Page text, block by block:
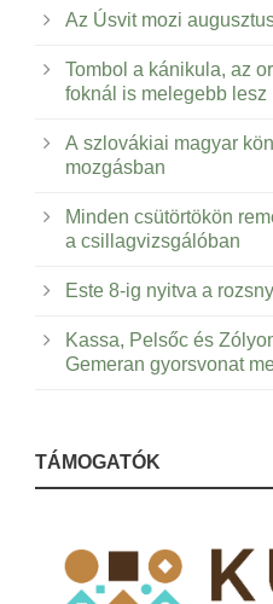
Az Úsvit mozi
Tombol a kánikula, az
foknál is melegebb lesz
A szlovákiai magyar
mozgásban
Minden csütörtökön
a csillagvizsgálóban
Este 8-ig nyitva a
Kassa, Pelsőc és
Gemeran gyorsvonat
TÁMOGATÓK